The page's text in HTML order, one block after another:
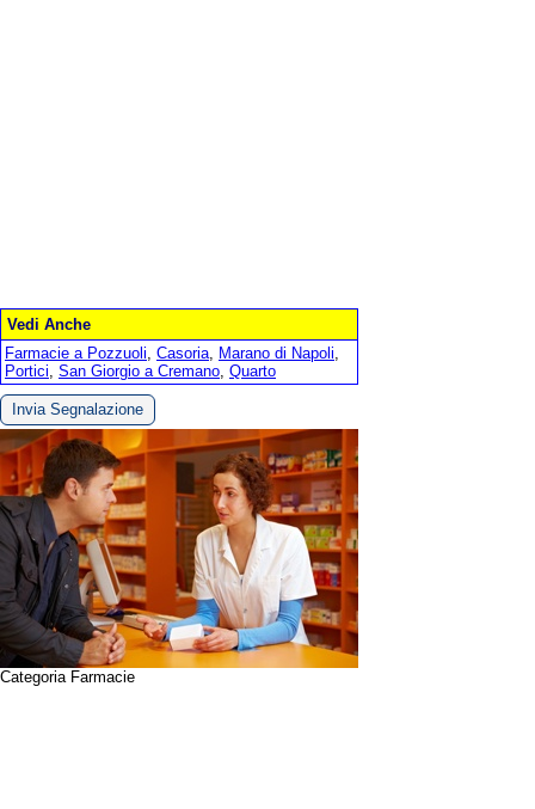
Vedi Anche
Farmacie a Pozzuoli, Casoria, Marano di Napoli,
Portici, San Giorgio a Cremano, Quarto
Invia Segnalazione
Categoria Farmacie